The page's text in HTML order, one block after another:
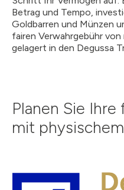
Betrag und Tempo,
Goldbarren und Münzen
fairen Verwahrgebühr
gelagert in den Degussa
Planen Sie
mit